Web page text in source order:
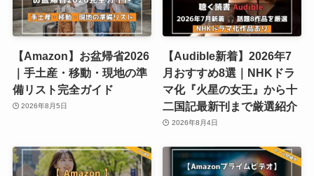
【Amazon】お盆帰省2026
｜手土産・移動・現地の準
備リスト完全ガイド
2026年8月5日
【Audible新着】2026年7
月おすすめ8選｜NHKドラ
マ化『火星の女王』から十
二国記最新刊まで厳選紹介
2026年8月4日